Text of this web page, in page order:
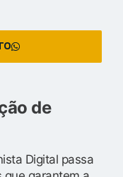
de
Digital passa